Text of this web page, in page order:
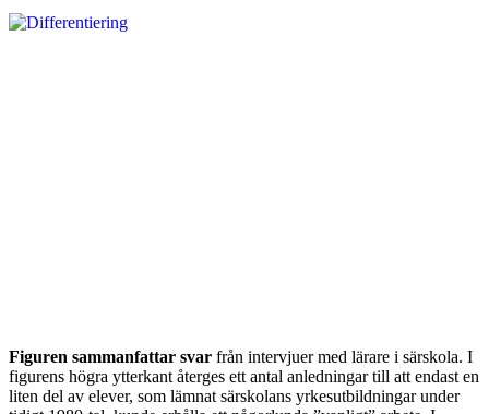
Figuren sammanfattar svar från intervjuer med lärare i särskola. I
figurens högra ytterkant återges ett antal anledningar till att endast en
liten del av elever, som lämnat särskolans yrkesutbildningar under